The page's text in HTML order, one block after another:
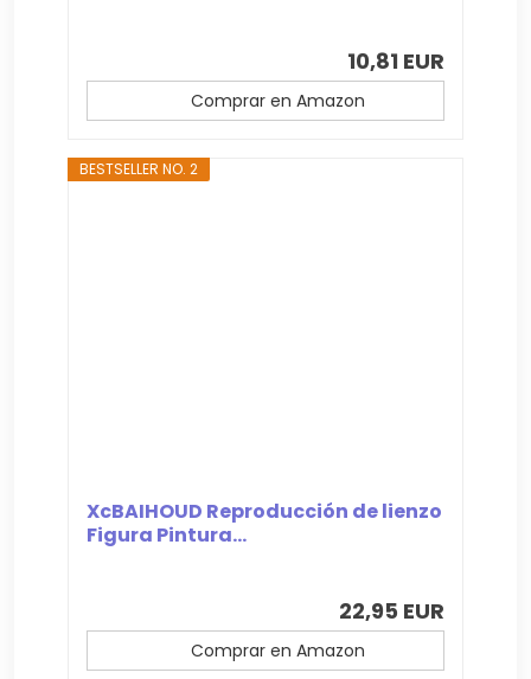
10,81 EUR
Comprar en Amazon
BESTSELLER NO. 2
XcBAIHOUD Reproducción de lienzo
Figura Pintura...
22,95 EUR
Comprar en Amazon